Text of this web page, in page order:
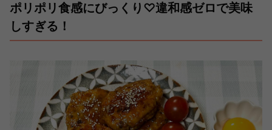
ポリポリ食感にびっくり♡違和感ゼロで美味
しすぎる！